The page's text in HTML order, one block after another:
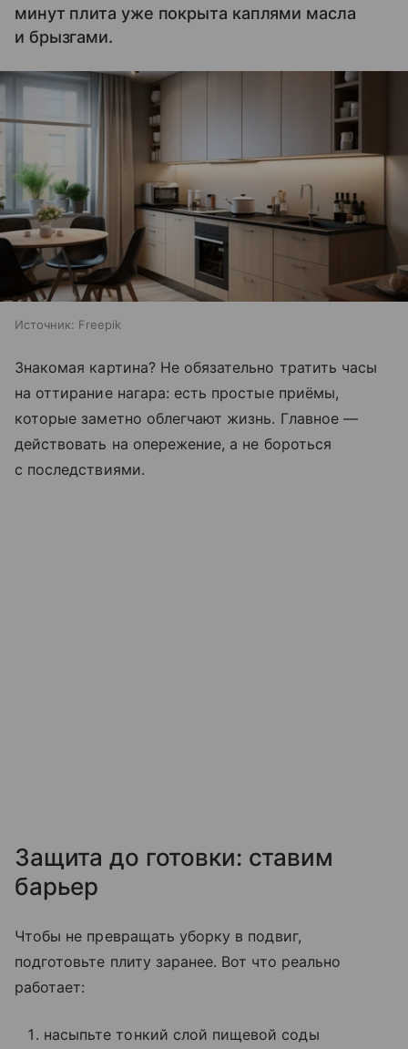
минут плита уже покрыта каплями масла
и брызгами.
Источник: Freepik
Знакомая картина? Не обязательно тратить часы
на оттирание нагара: есть простые приёмы,
которые заметно облегчают жизнь. Главное —
действовать на опережение, а не бороться
с последствиями.
Защита до готовки: ставим
барьер
Чтобы не превращать уборку в подвиг,
подготовьте плиту заранее. Вот что реально
работает:
насыпьте тонкий слой пищевой соды